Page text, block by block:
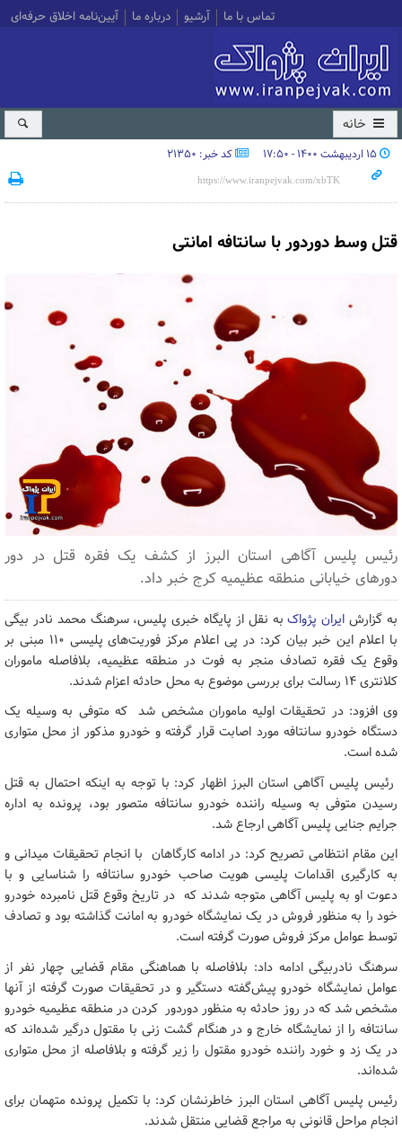
تماس با ما آرشیو درباره ما آیین‌نامه اخلاق حرفه‌ای
خانه
۱۵ اردیبهشت ۱۴۰۰ - ۱۷:۵۰ کد خبر: 21350
قتل وسط دوردور با سانتافه امانتی
رئیس پلیس آگاهی استان البرز از کشف یک فقره قتل در دور
دورهای خیابانی منطقه عظیمیه کرج خبر داد.
به گزارش ایران پژواکبه نقل از پایگاه خبری پلیس، سرهنگ محمد نادر بیگی
با اعلام این خبر بیان کرد: در پی اعلام مرکز فوریت‌های پلیسی ۱۱۰ مبنی بر
وقوع یک فقره تصادف منجر به فوت در منطقه عظیمیه، بلافاصله ماموران
کلانتری ۱۴ رسالت برای بررسی موضوع به محل حادثه اعزام شدند.
وی افزود: در تحقیقات اولیه ماموران مشخص شد که متوفی به وسیله یک
دستگاه خودرو سانتافه مورد اصابت قرار گرفته و خودرو مذکور از محل متواری
شده است.
رئیس پلیس آگاهی استان البرز اظهار کرد: با توجه به اینکه احتمال به قتل
رسیدن متوفی به وسیله راننده خودرو سانتافه متصور بود، پرونده به اداره
جرایم جنایی پلیس آگاهی ارجاع شد.
این مقام انتظامی تصریح کرد: در ادامه کارگاهان با انجام تحقیقات میدانی و
به کارگیری اقدامات پلیسی هویت صاحب خودرو سانتافه را شناسایی و با
دعوت او به پلیس آگاهی متوجه شدند که در تاریخ وقوع قتل نامبرده خودرو
خود را به منظور فروش در یک نمایشگاه خودرو به امانت گذاشته بود و تصادف
توسط عوامل مرکز فروش صورت گرفته است.
سرهنگ نادربیگی ادامه داد: بلافاصله با هماهنگی مقام قضایی چهار نفر از
عوامل نمایشگاه خودرو پیش‌گفته دستگیر و در تحقیقات صورت گرفته از آنها
مشخص شد که در روز حادثه به منظور دوردور کردن در منطقه عظیمیه خودرو
سانتافه را از نمایشگاه خارج و در هنگام گشت زنی با مقتول درگیر شده‌اند که
در یک زد و خورد راننده خودرو مقتول را زیر گرفته و بلافاصله از محل متواری
شده‌اند.
رئیس پلیس آگاهی استان البرز خاطرنشان کرد: با تکمیل پرونده متهمان برای
انجام مراحل قانونی به مراجع قضایی منتقل شدند.